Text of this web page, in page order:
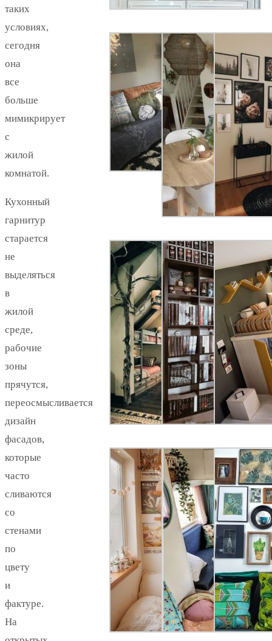
таких
условиях,
сегодня
она
все
больше
мимикрирует
с
жилой
комнатой.
Кухонный
гарнитур
старается
не
выделяться
в
жилой
среде,
рабочие
зоны
прячутся,
переосмысливается
дизайн
фасадов,
которые
часто
сливаются
со
стенами
по
цвету
и
фактуре.
На